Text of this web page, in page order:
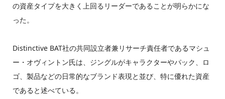
の資産タイプを大きく上回るリーダーであることが明らかにな
った。
Distinctive BAT社の共同設立者兼リサーチ責任者であるマシュ
ー・オヴィントン氏は、ジングルがキャラクターやパック、ロ
ゴ、製品などの日常的なブランド表現と並び、特に優れた資産
であると述べている。